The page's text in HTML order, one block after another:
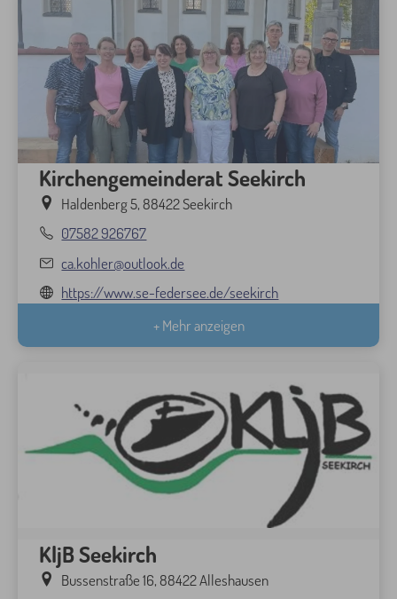
Kirchengemeinderat Seekirch
Haldenberg 5, 88422 Seekirch
07582 926767
ca.kohler@outlook.de
https://www.se-federsee.de/seekirch
+ Mehr anzeigen
KljB Seekirch
Bussenstraße 16, 88422 Alleshausen